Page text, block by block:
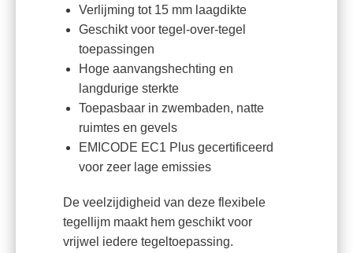
Verlijming tot 15 mm laagdikte
Geschikt voor tegel-over-tegel
toepassingen
Hoge aanvangshechting en
langdurige sterkte
Toepasbaar in zwembaden, natte
ruimtes en gevels
EMICODE EC1 Plus gecertificeerd
voor zeer lage emissies
De veelzijdigheid van deze flexibele
tegellijm maakt hem geschikt voor
vrijwel iedere tegeltoepassing.